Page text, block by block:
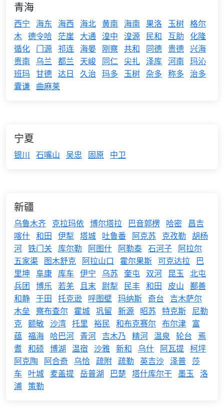
青海
西宁 海东 海西 海北 黄南 海南 果洛 玉树 格尔
木 德令哈 茫崖 大通 湟中 湟源 民和 互助 化隆
循化 门源 祁连 海晏 刚察 共和 同德 贵德 兴海
贵南
乌兰 都兰 天峻 同仁 尖扎 泽库 河南 玛沁
班玛 甘德 达日 久治 玛多 玉树 杂多 称多
治多
囊谦 曲麻莱
宁夏
银川 石嘴山 吴忠 固原 中卫
新疆
乌鲁木齐 克拉玛依 博尔塔拉 巴音郭楞 哈密
昌吉
喀什 和田 伊犁 塔城 吐鲁番 阿克苏 克孜勒 胡杨
河 铁门关 库尔勒 阿图什 阿勒泰 石河子 阿拉尔
五家渠 图木舒克 阿拉山口 霍尔果斯 可克达拉
巴
里坤 阜康 库车 伊宁 乌苏 奎屯 双河 昆玉 北屯
兵团 博乐 若羌 且末 尉犁 民丰 和田 皮山 鄯善
和静 于田 托克逊 呼图壁 玛纳斯 奇台
吉木萨尔
木垒 察布查尔 霍城 巩留 新源 昭苏 特克斯 尼勒
克 额敏 沙湾 托里 裕民 和布克赛尔 布尔津 富
蕴 福海 哈巴河 青河 吉木乃 精河 温泉 轮台
焉
耆 和硕 博湖 温宿 沙雅 新和 乌什 阿瓦提 柯坪
阿克陶
阿合奇 乌恰 疏附 疏勒 英吉沙 泽普 莎
车
叶城 麦盖提 岳普湖 巴楚 塔什库尔干 墨玉 洛
浦 策勒